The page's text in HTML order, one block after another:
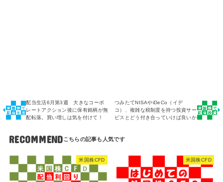
配当生活6月第3週 大きなコーポ
レートアクション後に保有銘柄が無
配転落。買い増しは気を付けて！
つみたてNISAやiDeCo（イデ
コ）、複雑な税制度を持つ投資サー
ビスとどう付き合っていけば良いか
RECOMMEND
米国株CFD 米国株CFD